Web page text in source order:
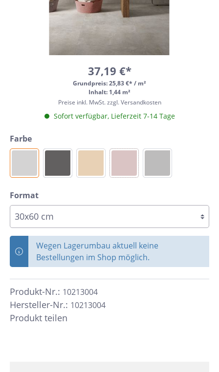
37,19 €*
Grundpreis:25,83 €* / m²
Inhalt: 1,44 m²
Preise inkl. MwSt. zzgl. Versandkosten
Sofort verfügbar, Lieferzeit 7-14 Tage
Farbe
Format
Wegen Lagerumbau aktuell keine
Bestellungen im Shop möglich.
Hersteller-Nr.: 10213004
Produkt-Nr.: 10213004
Produkt teilen